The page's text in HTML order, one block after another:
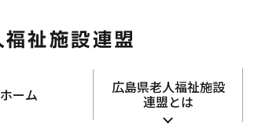
ホーム 広島県老人福祉施設
連盟とは